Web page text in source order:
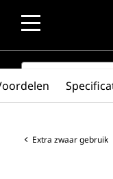
SEARCH
Extra zwaar gebruik